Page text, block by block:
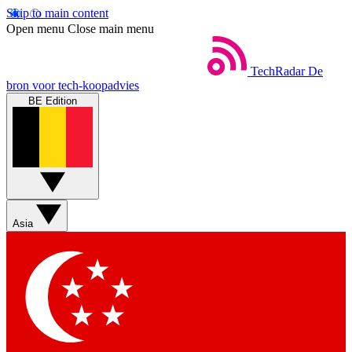
Skip to main content
Open menu Close main menu
TechRadar De
bron voor tech-koopadvies
BE Edition
Asia